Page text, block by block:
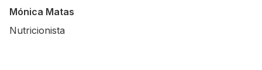
Mónica Matas
Nutricionista